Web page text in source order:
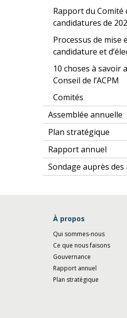
Rapport du Comité
candidatures de
Processus de mise
candidature et
10 choses à savoir
Conseil de l’ACPM
Comités
Assemblée annuelle
Plan stratégique
Rapport annuel
Sondage auprès des
À propos
Qui sommes-nous
Ce que nous faisons
Gouvernance
Rapport annuel
Plan stratégique